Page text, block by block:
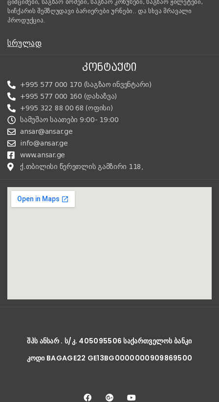
ციმციმები, საგზაო ბოძები, საგზაო კონუსები, საგზაო ჟილეტები,
სიჩქარის შემზღუდავი ბარიერები ურნები.. და სხვა მრავალი
პროდუქცია.
ᲡᲠᲣᲚᲐᲓ
ᲙᲝᲜᲢᲐᲥᲢᲘ
+995 577 000 170 (საგზაო ინვენტარი)
+995 577 000 160 (დახაზვა)
+995 322 88 00 68 (ოფისი)
სამუშაო საათები 9:00- 19:00
ansar@ansar.ge
info@ansar.ge
www.ansar.ge
ქ.თბილისი წერეთლის გამზირი 118,
ᲨᲞᲡ ᲐᲜᲡᲐᲠ . Ს/Კ. 405095506 ᲡᲐᲥᲐᲠᲗᲕᲔᲚᲝᲡ ᲑᲐᲜᲙᲘ
ᲙᲝᲓᲘ BAGAGE22 GE13BG0000000909869500